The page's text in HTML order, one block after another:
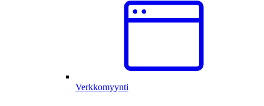
Verkkomyynti